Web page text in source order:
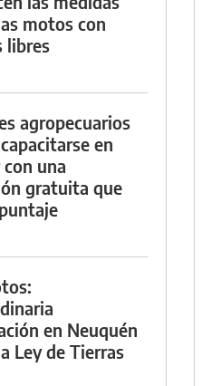
motos con
libres
agropecuarios
en
una
gratuita que
en Neuquén
Ley de Tierras